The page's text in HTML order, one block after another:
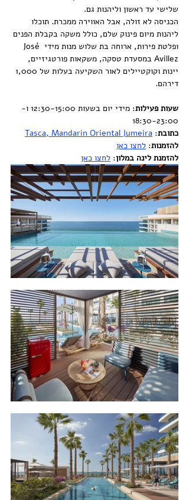
שלישי עד ראשון וליהנות גם.
הכניסה לא זולה, אבל האווירה ממכרת. תוכלו
ליהנות מיום פינוק שלם, כולל משקה בקבלת הפנים
ופלטת פירות, ארוחה בת שלוש מנות מידי José
Avillez במסעדת טסקה, משקאות פורטגיזיים,
דירהם.
שעות פעילות
: מידי יום בשעות 12:30-15:00 ו-
18:30-23:00
כתובת:
Tasca, Mandarin Oriental Jumeira
להזמנות: לחצו כאן
להזמנת לינה במלון: לחצו כאן